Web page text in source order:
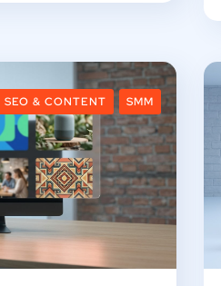
SEO & CONTENT SMM